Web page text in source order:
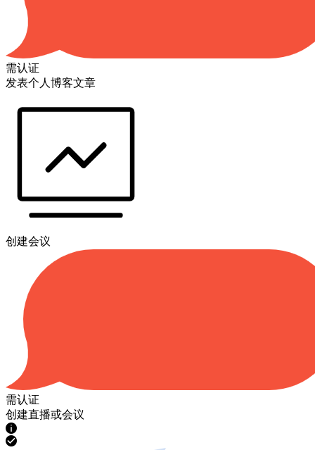
需认证
发表个人博客文章
创建会议
需认证
创建直播或会议